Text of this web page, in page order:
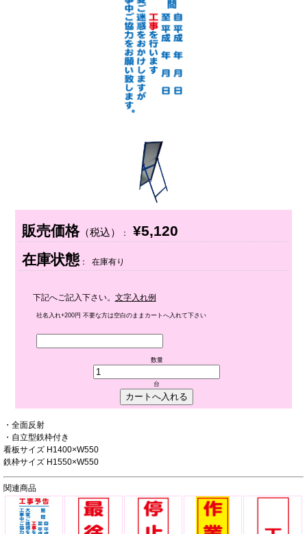
販売価格（税込） ： ¥5,120
在庫状態 ： 在庫有り
下記へご記入下さい。 文字入れ例
社名入れ+200円 不要な方は空白のままカートへ入れて下さい
数量
台
・全面反射
・自立型鉄枠付き
看板サイズ H1400×W550
鉄枠サイズ H1550×W550
関連商品